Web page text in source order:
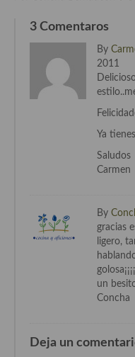
Cocina de Tunez
Cocina Oriental
Cocina camboyana
Cocina Coreana
Cocina filipina
3 Comentaros
By
2011
Ya
Saludos
Carmen
By
gracias
ligero,
un
Concha
Deja un